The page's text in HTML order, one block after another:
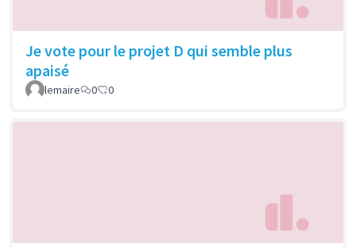
Je vote pour le projet D qui semble plus
apaisé
lemaire 0 0